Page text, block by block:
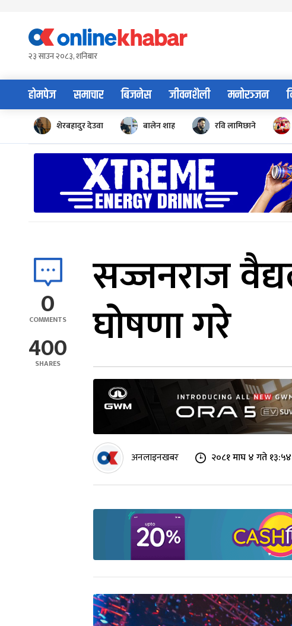
content२३ साउन २०८३, शनिबार
होमपेज समाचार बिजनेस जीवनशैली मनोरञ्जन
शेरबहादुर देउवा बालेन शाह रवि लामिछाने
0
COMMENTS
400
SHARES
सज्जनराज
घोषणा गरे
अनलाइनखबर २०८१ माघ ४ गते १३:५४